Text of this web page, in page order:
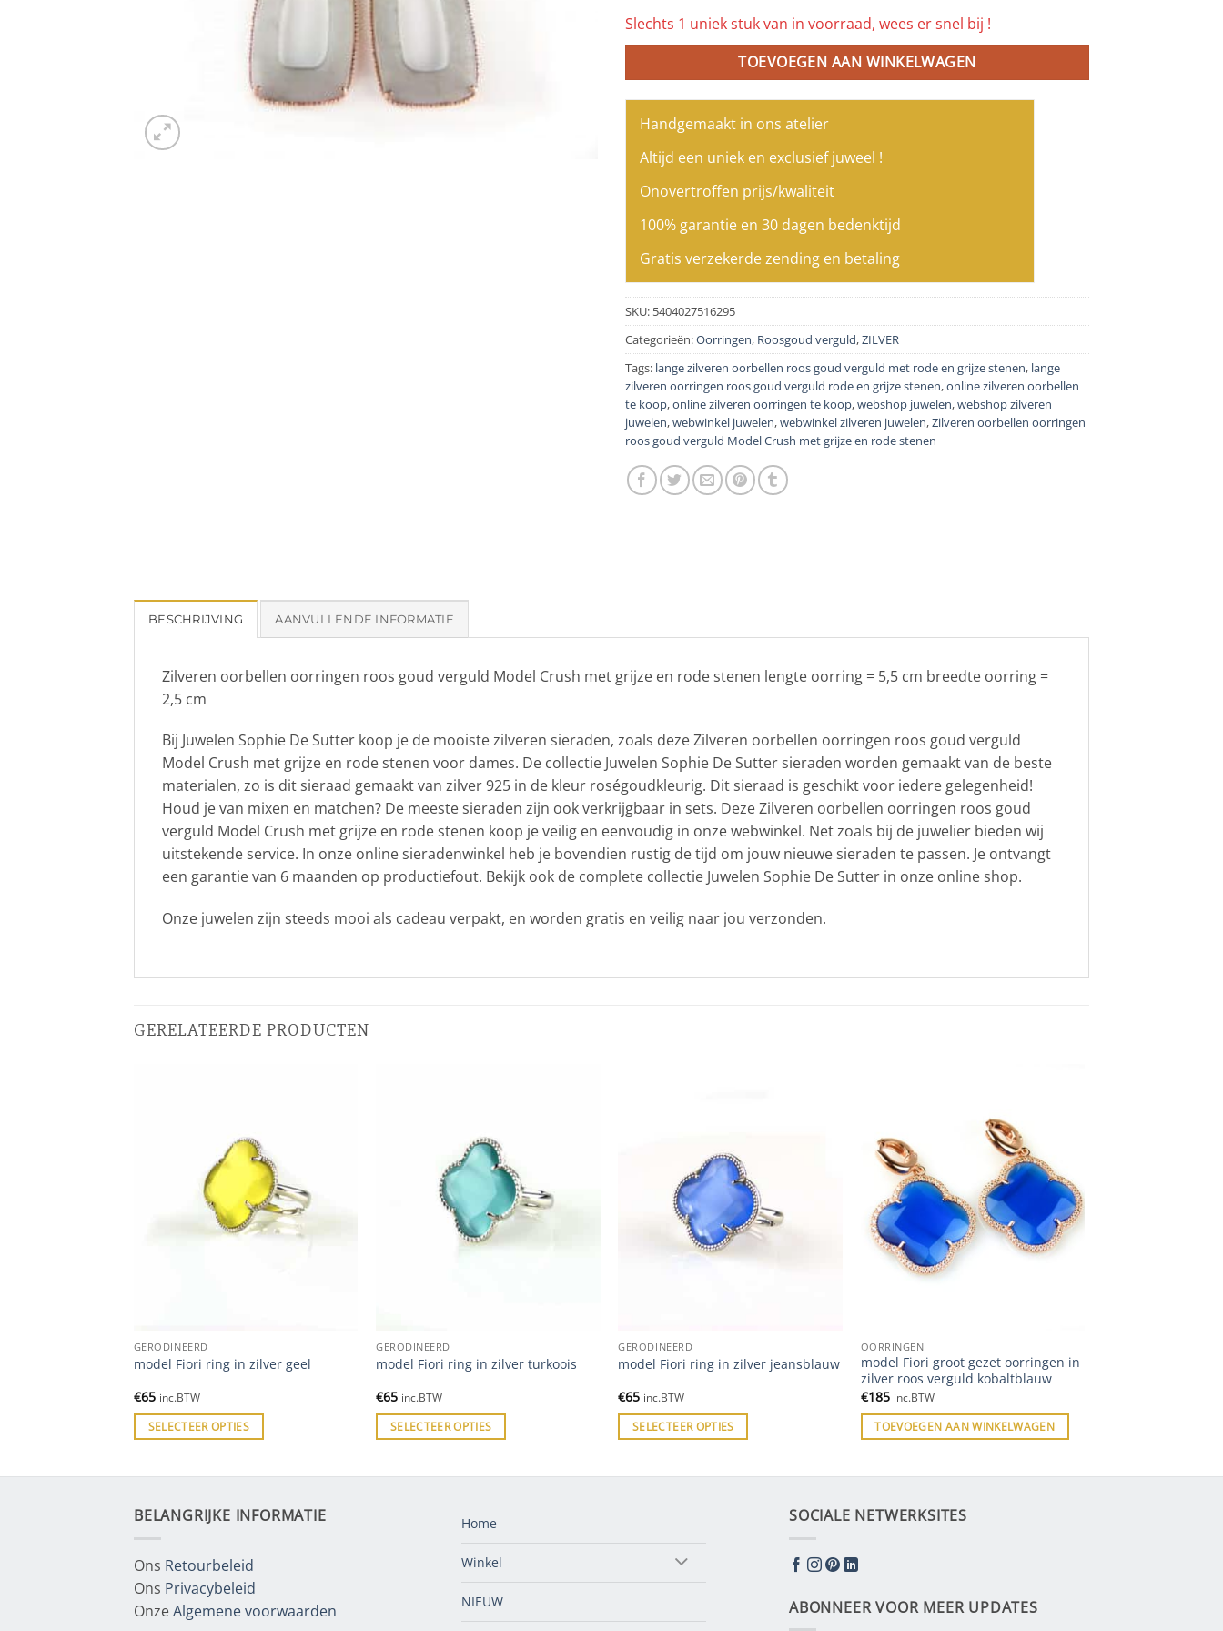
Slechts 1 uniek stuk van in voorraad, wees er snel bij !
TOEVOEGEN AAN WINKELWAGEN
Handgemaakt in ons atelier
Altijd een uniek en exclusief juweel !
Onovertroffen prijs/kwaliteit
100% garantie en 30 dagen bedenktijd
Gratis verzekerde zending en betaling
SKU: 5404027516295
Categorieën:Oorringen, Roosgoud verguld,ZILVER
Tags: lange zilveren oorbellen roos goud verguld met rode en grijze stenen, lange
zilveren oorringen roos goud verguld rode en grijze stenen,online zilveren oorbellen
te koop,online zilveren oorringen te koop,webshop juwelen,webshop zilveren
juwelen,webwinkel juwelen,webwinkel zilveren juwelen,Zilveren oorbellen oorringen
roos goud verguld Model Crush met grijze en rode stenen
BESCHRIJVING AANVULLENDE INFORMATIE
Zilveren oorbellen oorringen roos goud verguld Model Crush met grijze en rode stenen lengte oorring = 5,5 cm breedte oorring =
2,5 cm
Bij Juwelen Sophie De Sutter koop je de mooiste zilveren sieraden, zoals deze Zilveren oorbellen oorringen roos goud verguld
Model Crush met grijze en rode stenen voor dames. De collectie Juwelen Sophie De Sutter sieraden worden gemaakt van de beste
materialen, zo is dit sieraad gemaakt van zilver 925 in de kleur roségoudkleurig. Dit sieraad is geschikt voor iedere gelegenheid!
Houd je van mixen en matchen? De meeste sieraden zijn ook verkrijgbaar in sets. Deze Zilveren oorbellen oorringen roos goud
verguld Model Crush met grijze en rode stenen koop je veilig en eenvoudig in onze webwinkel. Net zoals bij de juwelier bieden wij
uitstekende service. In onze online sieradenwinkel heb je bovendien rustig de tijd om jouw nieuwe sieraden te passen. Je ontvangt
een garantie van 6 maanden op productiefout. Bekijk ook de complete collectie Juwelen Sophie De Sutter in onze online shop.
Onze juwelen zijn steeds mooi als cadeau verpakt, en worden gratis en veilig naar jou verzonden.
GERELATEERDE PRODUCTEN
GERODINEERD
model Fiori ring in zilver geel
€65 inc.BTW
SELECTEER OPTIES
GERODINEERD
model Fiori ring in zilver turkoois
€65 inc.BTW
SELECTEER OPTIES
GERODINEERD
model Fiori ring in zilver jeansblauw
€65 inc.BTW
SELECTEER OPTIES
OORRINGEN
model Fiori groot gezet oorringen in
zilver roos verguld kobaltblauw
€185 inc.BTW
TOEVOEGEN AAN WINKELWAGEN
BELANGRIJKE INFORMATIE
Ons Retourbeleid
Ons Privacybeleid
OnzeAlgemene voorwaarden
Home
Winkel
NIEUW
SOCIALE NETWERKSITES
ABONNEER VOOR MEER UPDATES